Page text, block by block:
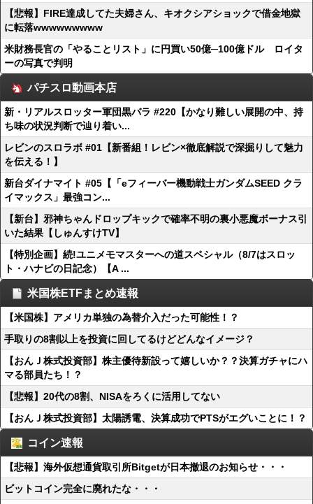
【悲報】FIRE達成してた夫婦さん、キオクシアショックで借金地獄
に転落wwwwwwwww
米財務長官の「やることリスト」に円買い50億─100億ドル ロイタ
ーの写真で判明
パチスロ動画本店
新・リアルスロッター軍団黒バラ #220【かなり難しい展開の中、持
ち味の状況判断で辿り着い...
レビンのスロラボ #01【新番組！レビン×徹底解説で深掘りして魅力
を伝える！】
新台ダイナマイト #05【「eフィーバー機動戦士ガンダムSEED クラ
イマックス」最強コン...
【新台】邪神ちゃんドロップキックで確率不明の裏小悪魔ボーナス引
いた結果【しゅんすけTV】
【特別企画】続!ユニメモマスターへの道スペシャル（8/7はスロッ
ト・ハナビの日記念）【A ...
米国株ETFまとめ速報
【米国株】アメリカ単独の為替介入だった可能性！？
手取りの8割以上を投資に回してるけどどんなイメージ？
【おんＪ株式投資部】株主優待新設って嬉しいか？？決算ガチャにハ
マる部員たち！？
【悲報】20代の8割、NISAをろくに活用してない
【おんＪ株式投資部】太陽誘電、決算成功でPTSがエグいことに！？
コイン速報
【悲報】海外仮想通貨取引所Bitgetが日本撤退のお知らせ・・・
ビットコイン完全に廃れたな・・・